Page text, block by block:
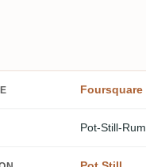
Foursquare
Pot-Still-Rum